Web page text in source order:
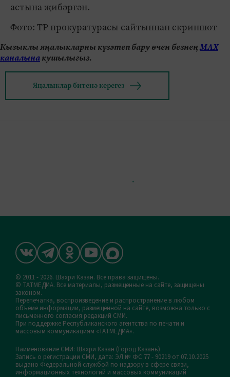
астына җибәргән.
Фото: ТР прокуратурасы сайтыннан скриншот
Кызыклы яңалыкларны күзәтеп бару өчен безнеңМАХ
каналынакушылыгыз.
Яңалыклар битенә керегез
© 2011 - 2026. Шахри Казан. Все права защищены.
© ТАТМЕДИА. Все материалы, размещенные на сайте, защищены
законом.
Перепечатка, воспроизведение и распространение в любом
объеме информации, размещенной на сайте, возможна только с
письменного согласия редакций СМИ.
При поддержке Республиканского агентства по печати и
массовым коммуникациям «ТАТМЕДИА».
Наименование СМИ: Шахри Казан (Город Казань)
Запись о регистрации СМИ, дата: ЭЛ № ФС 77 - 90219 от 07.10.2025
выдано Федеральной службой по надзору в сфере связи,
информационных технологий и массовых коммуникаций